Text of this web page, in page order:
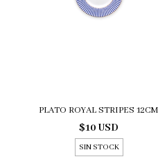
PLATO ROYAL STRIPES 12CM
$10 USD
SIN STOCK